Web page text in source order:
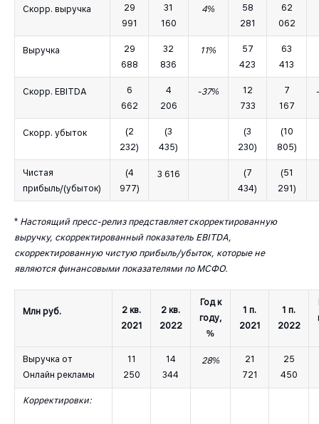
Скорр. выручка
29
991
31
160
4%
58
281
62
062
Выручка
29
688
32
836
11%
57
423
63
413
Скорр. EBITDA
6
662
4
206
-37%
12
733
7
167
Скорр. убыток
(2
232)
(3
435)
(3
230)
(10
805)
Чистая
прибыль/(убыток)
(4
977)
3 616
(7
434)
(51
291)
* Настоящий пресс-релиз представляет скорректированную
выручку, скорректированный показатель EBITDA,
скорректированную чистую прибыль/убыток, которые не
являются финансовыми показателями по МСФО.
Млн руб.
2 кв.
2021
2 кв.
2022
Год к
году,
%
1 п.
2021
1 п.
2022
Выручка от
Онлайн рекламы
11
250
14
344
28%
21
721
25
450
Корректировки: